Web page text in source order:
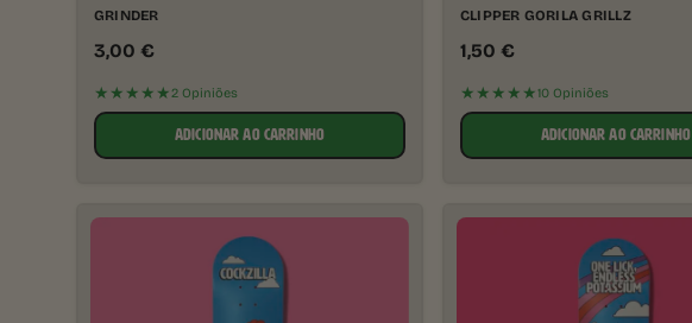
GRINDER
3,00 €
★★★★★2 Opiniões
ADICIONAR AO CARRINHO
CLIPPER GORILA GRILLZ
1,50 €
★★★★★10 Opiniões
ADICIONAR AO CARRINHO